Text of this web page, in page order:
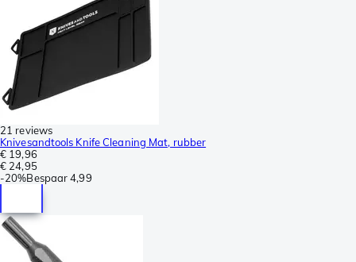
21 reviews
Knivesandtools Knife Cleaning Mat, rubber
€ 19,96
€ 24,95
-20%Bespaar 4,99